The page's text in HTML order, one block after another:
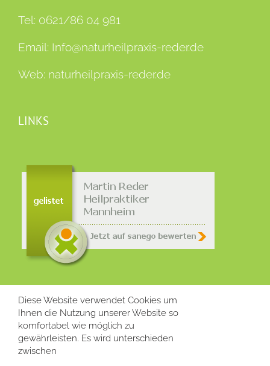
Tel: 0621/86 04 981
Email: Info@naturheilpraxis-reder.de
Web: naturheilpraxis-reder.de
LINKS
INFORMATIONEN
Häufig gestellte Fragen
Diese Website verwendet Cookies um
Ihnen die Nutzung unserer Website so
komfortabel wie möglich zu
gewährleisten. Es wird unterschieden
zwischen